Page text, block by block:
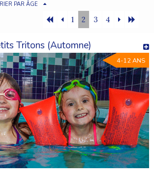
PAR ÂGE
1 2 3 4
Tritons (Automne)
4-12 ANS